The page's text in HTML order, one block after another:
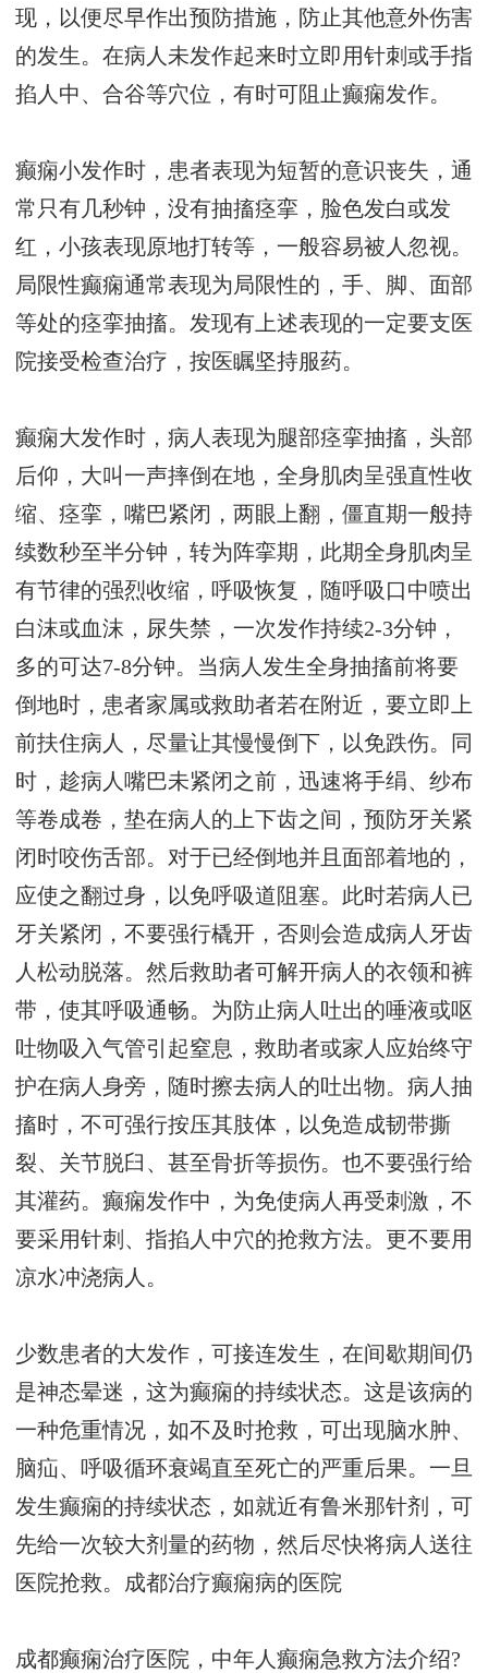
现，以便尽早作出预防措施，防止其他意外伤害
的发生。在病人未发作起来时立即用针刺或手指
掐人中、合谷等穴位，有时可阻止癫痫发作。
癫痫小发作时，患者表现为短暂的意识丧失，通
常只有几秒钟，没有抽搐痉挛，脸色发白或发
红，小孩表现原地打转等，一般容易被人忽视。
局限性癫痫通常表现为局限性的，手、脚、面部
等处的痉挛抽搐。发现有上述表现的一定要支医
院接受检查治疗，按医瞩坚持服药。
癫痫大发作时，病人表现为腿部痉挛抽搐，头部
后仰，大叫一声摔倒在地，全身肌肉呈强直性收
缩、痉挛，嘴巴紧闭，两眼上翻，僵直期一般持
续数秒至半分钟，转为阵挛期，此期全身肌肉呈
有节律的强烈收缩，呼吸恢复，随呼吸口中喷出
白沫或血沫，尿失禁，一次发作持续2-3分钟，
多的可达7-8分钟。当病人发生全身抽搐前将要
倒地时，患者家属或救助者若在附近，要立即上
前扶住病人，尽量让其慢慢倒下，以免跌伤。同
时，趁病人嘴巴未紧闭之前，迅速将手绢、纱布
等卷成卷，垫在病人的上下齿之间，预防牙关紧
闭时咬伤舌部。对于已经倒地并且面部着地的，
应使之翻过身，以免呼吸道阻塞。此时若病人已
牙关紧闭，不要强行橇开，否则会造成病人牙齿
人松动脱落。然后救助者可解开病人的衣领和裤
带，使其呼吸通畅。为防止病人吐出的唾液或呕
吐物吸入气管引起窒息，救助者或家人应始终守
护在病人身旁，随时擦去病人的吐出物。病人抽
搐时，不可强行按压其肢体，以免造成韧带撕
裂、关节脱臼、甚至骨折等损伤。也不要强行给
其灌药。癫痫发作中，为免使病人再受刺激，不
要采用针刺、指掐人中穴的抢救方法。更不要用
凉水冲浇病人。
少数患者的大发作，可接连发生，在间歇期间仍
是神态晕迷，这为癫痫的持续状态。这是该病的
一种危重情况，如不及时抢救，可出现脑水肿、
脑疝、呼吸循环衰竭直至死亡的严重后果。一旦
发生癫痫的持续状态，如就近有鲁米那针剂，可
先给一次较大剂量的药物，然后尽快将病人送往
医院抢救。 成都治疗癫痫病的医院
成都癫痫治疗医院，中年人癫痫急救方法介绍?